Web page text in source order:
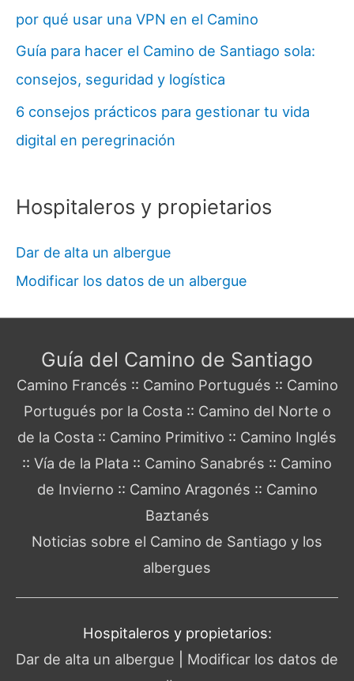
por qué usar una VPN en el Camino
Guía para hacer el Camino de Santiago sola:
consejos, seguridad y logística
6 consejos prácticos para gestionar tu vida
digital en peregrinación
Hospitaleros y propietarios
Dar de alta un albergue
Modificar los datos de un albergue
Guía del Camino de Santiago
Camino Francés :: Camino Portugués :: Camino
Portugués por la Costa :: Camino del Norte o
de la Costa :: Camino Primitivo :: Camino Inglés
:: Vía de la Plata :: Camino Sanabrés :: Camino
de Invierno :: Camino Aragonés :: Camino
Baztanés
Noticias sobre el Camino de Santiago y los
albergues
Hospitaleros y propietarios:
Dar de alta un albergue
Modificar los datos de